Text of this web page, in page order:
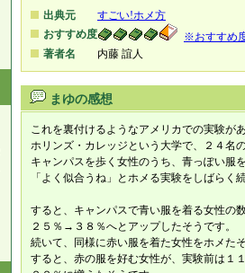
出典元
すごい!ホメ方
おすすめ度
※おすすめ
著者名
内藤 誼人
まゆの感想
これを裏付けるようなアメリカでの実験が
ホリンズ・カレッジという大学で、２４名
キャンパスを歩く女性のうち、青っぽい服
「よく似合うね」とホメる実験をしばらく
すると、キャンパスで青い服を着る女性の
２５％→３８％へとアップしたそうです。
続いて、同様に赤い服を着た女性をホメた
すると、赤の服を好む女性が、実験前は１